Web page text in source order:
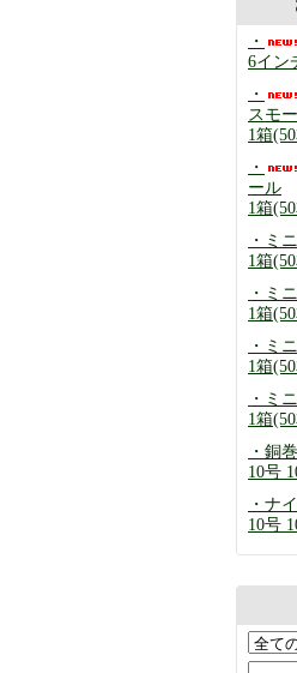
・
6イン
・
スモ
1箱
・
ール
1箱
・ミ
1箱
・ミ
1箱
・ミ
1箱
・ミ
1箱
・銅
10号
・ナ
10号